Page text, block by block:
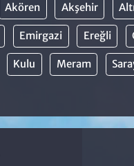
Akören Akşehir
Emirgazi Ereğli
Kulu Meram